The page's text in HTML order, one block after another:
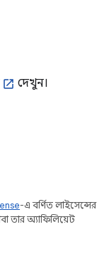
দেখুন।
-এ বর্ণিত লাইসেন্সের
তার অ্যাফিলিয়েট